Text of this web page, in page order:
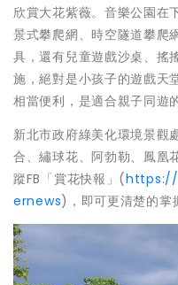
欣賞大花紫薇。音樂公園在
景式攀爬網、時空隧道攀爬
具，還有兒童遊戲沙桌、搖
施，絕對是小孩子的遊戲天
相當便利，是適合親子同遊
新北市政府綠美化環境景觀
合、繡球花、阿勃勒、鳳凰
蹤FB「賞花快報」(
ernews)，即可更清楚的掌